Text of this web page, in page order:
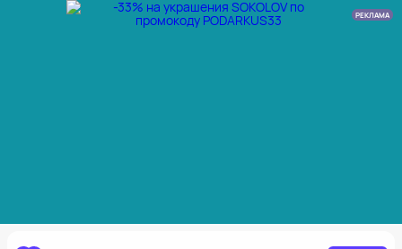
РЕКЛАМА